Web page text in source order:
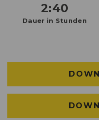
2:40
Dauer in Stunden